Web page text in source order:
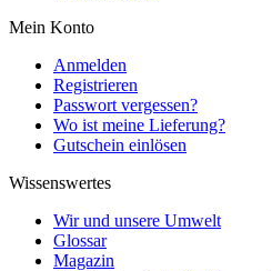
Mein Konto
Anmelden
Registrieren
Passwort vergessen?
Wo ist meine Lieferung?
Gutschein einlösen
Wissenswertes
Wir und unsere Umwelt
Glossar
Magazin